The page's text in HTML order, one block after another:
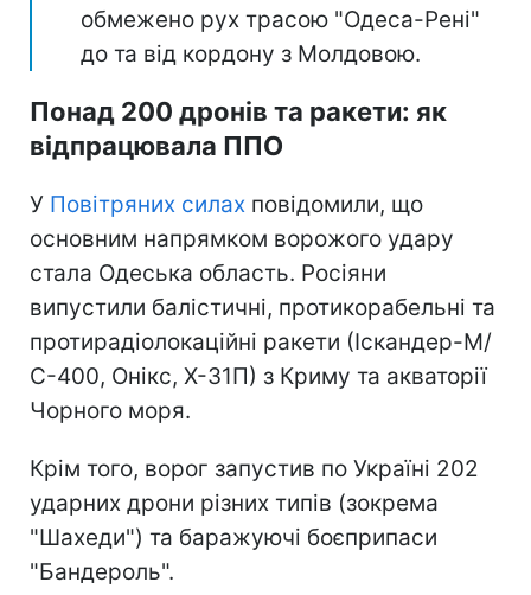
обмежено рух трасою "Одеса-Рені"
до та від кордону з Молдовою.
Понад 200 дронів та ракети: як
відпрацювала ППО
У Повітряних силах повідомили, що
основним напрямком ворожого удару
стала Одеська область. Росіяни
випустили балістичні, протикорабельні та
протирадіолокаційні ракети (Іскандер-М/
С-400, Онікс, Х-31П) з Криму та акваторії
Чорного моря.
Крім того, ворог запустив по Україні 202
ударних дрони різних типів (зокрема
"Шахеди") та баражуючі боєприпаси
"Бандероль".